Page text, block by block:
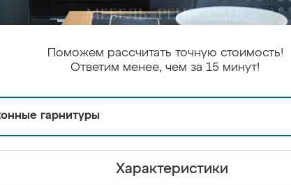
Поможем рассчитать точную стоимость!
Ответим менее, чем за 15 минут!
гарнитуры
Характеристики